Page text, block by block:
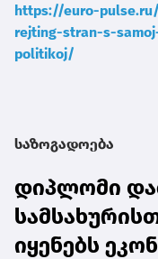
https://euro-
rejting-stran-s-
politikoj/
საზოგადოება
დიპლომი
იყენებს